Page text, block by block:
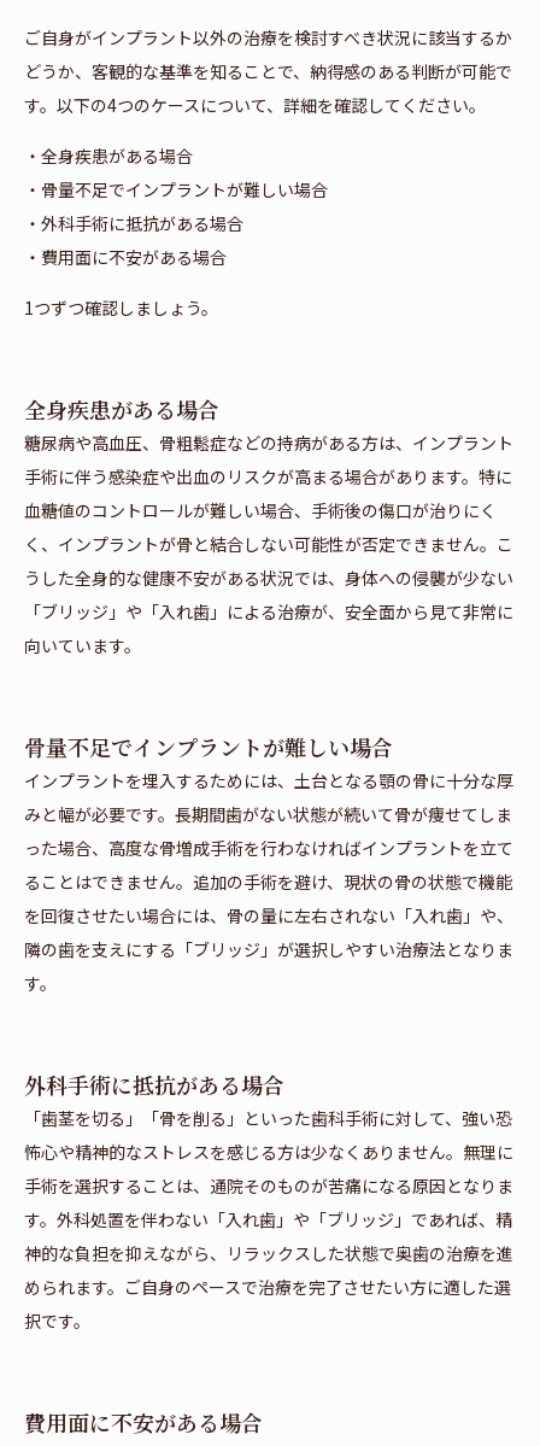
ご自身がインプラント以外の治療を検討すべき状況に該当するか
どうか、客観的な基準を知ることで、納得感のある判断が可能で
す。以下の4つのケースについて、詳細を確認してください。
・全身疾患がある場合
・骨量不足でインプラントが難しい場合
・外科手術に抵抗がある場合
・費用面に不安がある場合
1つずつ確認しましょう。
全身疾患がある場合
糖尿病や高血圧、骨粗鬆症などの持病がある方は、インプラント
手術に伴う感染症や出血のリスクが高まる場合があります。特に
血糖値のコントロールが難しい場合、手術後の傷口が治りにく
く、インプラントが骨と結合しない可能性が否定できません。こ
うした全身的な健康不安がある状況では、身体への侵襲が少ない
「ブリッジ」や「入れ歯」による治療が、安全面から見て非常に
向いています。
骨量不足でインプラントが難しい場合
インプラントを埋入するためには、土台となる顎の骨に十分な厚
みと幅が必要です。長期間歯がない状態が続いて骨が痩せてしま
った場合、高度な骨増成手術を行わなければインプラントを立て
ることはできません。追加の手術を避け、現状の骨の状態で機能
を回復させたい場合には、骨の量に左右されない「入れ歯」や、
隣の歯を支えにする「ブリッジ」が選択しやすい治療法となりま
す。
外科手術に抵抗がある場合
「歯茎を切る」「骨を削る」といった歯科手術に対して、強い恐
怖心や精神的なストレスを感じる方は少なくありません。無理に
手術を選択することは、通院そのものが苦痛になる原因となりま
す。外科処置を伴わない「入れ歯」や「ブリッジ」であれば、精
神的な負担を抑えながら、リラックスした状態で奥歯の治療を進
められます。ご自身のペースで治療を完了させたい方に適した選
択です。
費用面に不安がある場合